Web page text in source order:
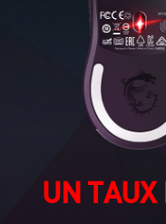
UN TAUX